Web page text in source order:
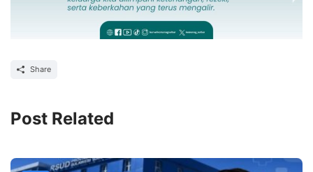
Share
Post Related